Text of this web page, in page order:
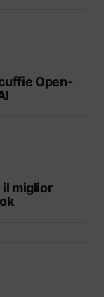
Open-
il miglior